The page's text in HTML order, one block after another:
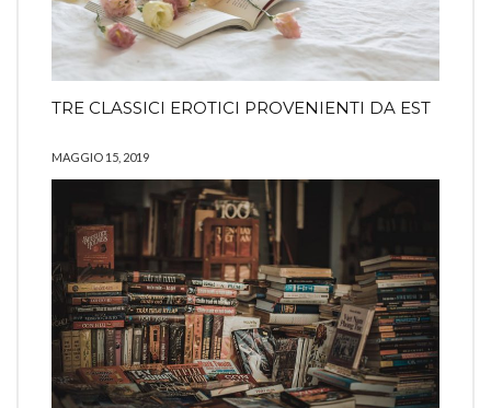
TRE CLASSICI EROTICI PROVENIENTI DA EST
MAGGIO 15, 2019